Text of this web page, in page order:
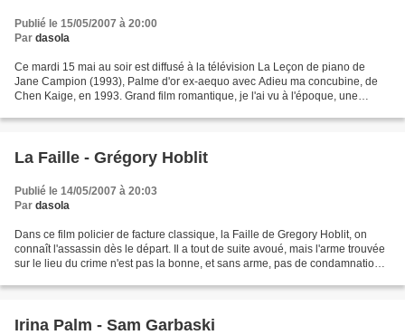
Publié le 15/05/2007 à 20:00
Par dasola
Ce mardi 15 mai au soir est diffusé à la télévision La Leçon de piano de
Jane Campion (1993), Palme d'or ex-aequo avec Adieu ma concubine, de
Chen Kaige, en 1993. Grand film romantique, je l'ai vu à l'époque, une
La Faille - Grégory Hoblit
Publié le 14/05/2007 à 20:03
Par dasola
Dans ce film policier de facture classique, la Faille de Gregory Hoblit, on
connaît l'assassin dès le départ. Il a tout de suite avoué, mais l'arme trouvée
sur le lieu du crime n'est pas la bonne, et sans arme, pas de condamnation.
Irina Palm - Sam Garbaski